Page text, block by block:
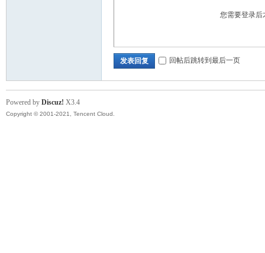
您需要登录
发表回复 回帖后跳转到最后一页
Powered by Discuz! X3.4
Copyright © 2001-2021, Tencent Cloud.